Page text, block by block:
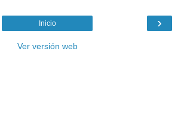
›
Inicio
Ver versión web